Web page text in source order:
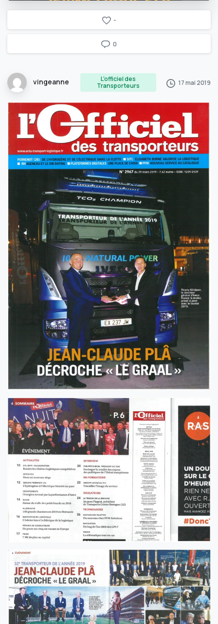
-
0
vingeanne
L'officiel des
Transporteurs
17 mai 2019